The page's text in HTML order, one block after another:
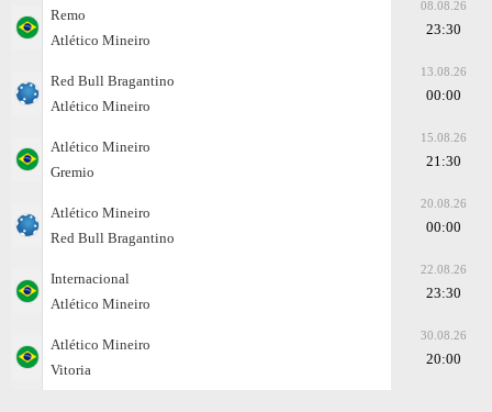
Remo
Atlético Mineiro
08.08.26
23:30
Red Bull Bragantino
Atlético Mineiro
13.08.26
00:00
Atlético Mineiro
Gremio
15.08.26
21:30
Atlético Mineiro
Red Bull Bragantino
20.08.26
00:00
Internacional
Atlético Mineiro
22.08.26
23:30
Atlético Mineiro
Vitoria
30.08.26
20:00